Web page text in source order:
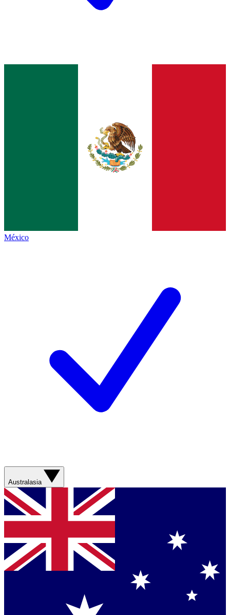
México
Australasia